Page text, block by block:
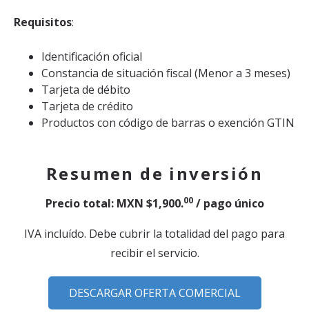
Requisitos:
Identificación oficial
Constancia de situación fiscal (Menor a 3 meses)
Tarjeta de débito
Tarjeta de crédito
Productos con código de barras o exención GTIN
Resumen de inversión
Precio total: MXN $1,900.00 / pago único
IVA incluído. Debe cubrir la totalidad del pago para
recibir el servicio.
DESCARGAR OFERTA COMERCIAL